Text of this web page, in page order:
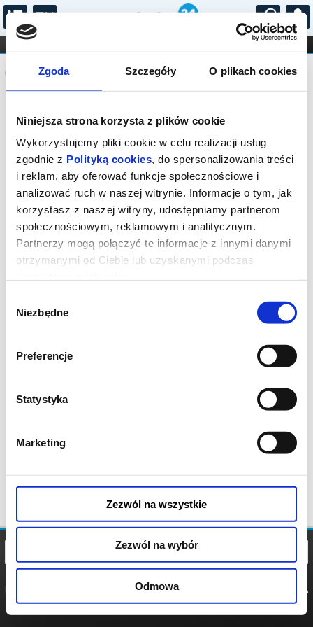
Zgoda Szczegóły O plikach cookies
Niniejsza strona korzysta z plików cookie
Wykorzystujemy pliki cookie w celu realizacji usług
zgodnie z Polityką cookies, do spersonalizowania treści
i reklam, aby oferować funkcje społecznościowe i
analizować ruch w naszej witrynie. Informacje o tym, jak
korzystasz z naszej witryny, udostępniamy partnerom
społecznościowym, reklamowym i analitycznym.
Partnerzy mogą połączyć te informacje z innymi danymi
otrzymanymi od Ciebie lub uzyskanymi podczas
zgody
Niezbędne
Preferencje
Statystyka
Marketing
Zezwól na wszystkie
Zezwól na wybór
Odmowa
...
FILHARMONIA OPERA I BALET
STAND-UP
DLA DZIECI
Komunikat
Sprzedaż on-line została zakończona,
sprawdź dostępność biletów w kasie.
POLITYKA
POLITYKA